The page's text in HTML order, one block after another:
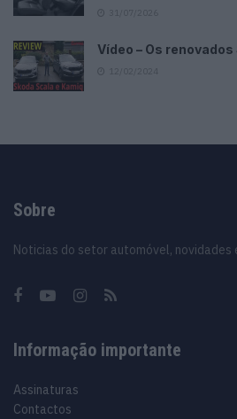
Vídeo – Os
Sobre
Noticias do setor automóvel, novidades
Informação importante
Assinaturas
Contactos